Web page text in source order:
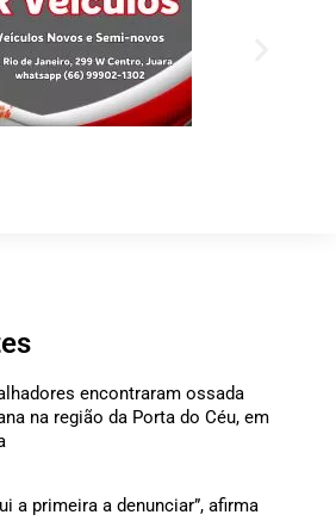
encontraram ossada
na região da Porta do Céu, em
a primeira a denunciar”, afirma